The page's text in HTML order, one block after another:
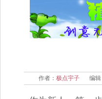
作者： 极点宇子 编辑